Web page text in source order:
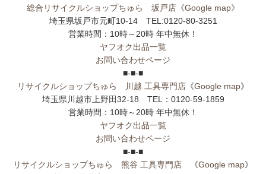
総合リサイクルショップちゅら 坂戸店 《Google map》
埼玉県坂戸市元町10-14 TEL:0120-80-3251
営業時間：10時～20時 年中無休！
ヤフオク出品一覧
お問い合わせページ
■-■-■
リサイクルショップちゅら 川越 工具専門店 《Google map》
埼玉県川越市上野田32-18 TEL：0120-59-1859
営業時間：10時～20時 年中無休！
ヤフオク出品一覧
お問い合わせページ
■-■-■
リサイクルショップちゅら 熊谷 工具専門店 《Google map》